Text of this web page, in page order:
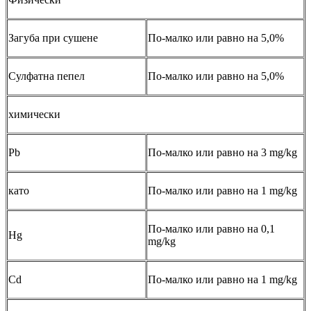
Загуба при сушене По-малко или равно на 5,0%
Сулфатна пепел По-малко или равно на 5,0%
химически
Pb По-малко или равно на 3 mg/kg
като По-малко или равно на 1 mg/kg
Hg
По-малко или равно на 0,1
mg/kg
Cd По-малко или равно на 1 mg/kg